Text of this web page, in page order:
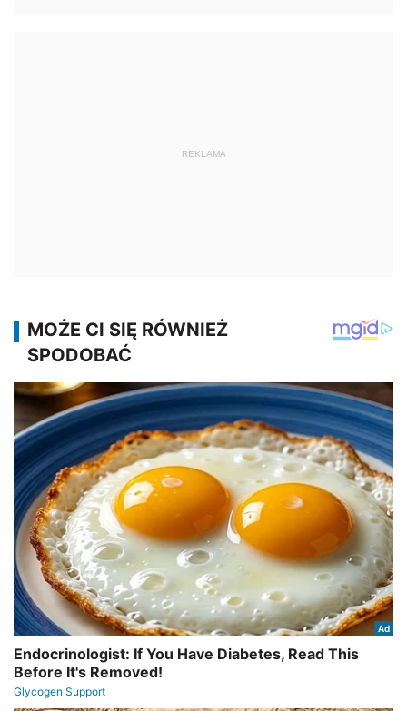
REKLAMA